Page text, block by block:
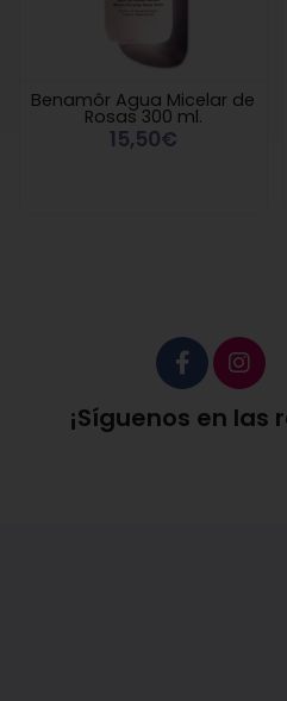
Benamôr Agua Micelar de
Rosas 300 ml.
15,50€
¡Síguenos en las